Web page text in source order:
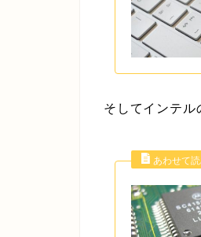
そしてインテル